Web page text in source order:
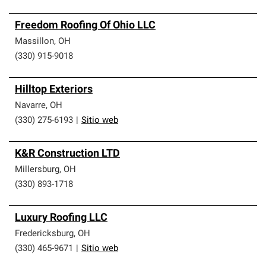
Freedom Roofing Of Ohio LLC
Massillon, OH
(330) 915-9018
Hilltop Exteriors
Navarre, OH
(330) 275-6193
Sitio web
K&R Construction LTD
Millersburg, OH
(330) 893-1718
Luxury Roofing LLC
Fredericksburg, OH
(330) 465-9671
Sitio web